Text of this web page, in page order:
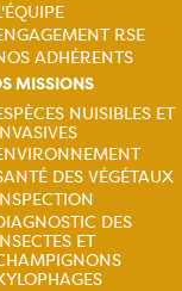
RSE
ADHÉRENTS
MISSIONS
NUISIBLES ET
DES VÉGÉTAUX
DES
ET